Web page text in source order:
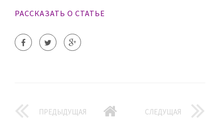
РАССКАЗАТЬ О СТАТЬЕ
ПРЕДЫДУЩАЯ СЛЕДУЩАЯ